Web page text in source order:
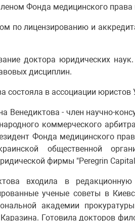
Фонда медицинского
по лицензированию и
доктора юридических
дисциплин.
состояла в ассоциации юристов
Венедиктова - член научно-
коммерческого
Фонда медицинского
общественной
фирмы "Peregrin
входила в
ученые советы в
академии
Готовила докторов